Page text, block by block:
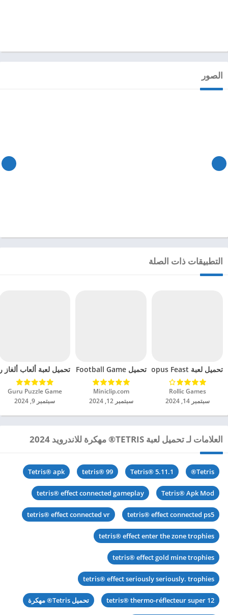
الصور
التطبيقات ذات الصلة
تحميل لعبة Octopus Feast مهكرة للاندرويد 2024
Rollic Games‏
سبتمبر 14, 2024
تحميل Soccer Hero PvP Football Game مهكرة للاندرويد 2024
Miniclip.com‏
سبتمبر 12, 2024
تحميل لعبة ألعاب ألغاز
Guru Puzzle Game‏
سبتمبر 9, 2024
العلامات لـ تحميل لعبة TETRIS® مهكرة للاندرويد 2024
Tetris®
Tetris® 5.11.1
tetris® 99
Tetris® apk
Tetris® Apk Mod
tetris® effect connected gameplay
tetris® effect connected ps5
tetris® effect connected vr
tetris® effect enter the zone trophies
tetris® effect gold mine trophies
tetris® effect seriously seriously. trophies
tetris® thermo-réflecteur super 12 تحميل Tetris® مهكرة